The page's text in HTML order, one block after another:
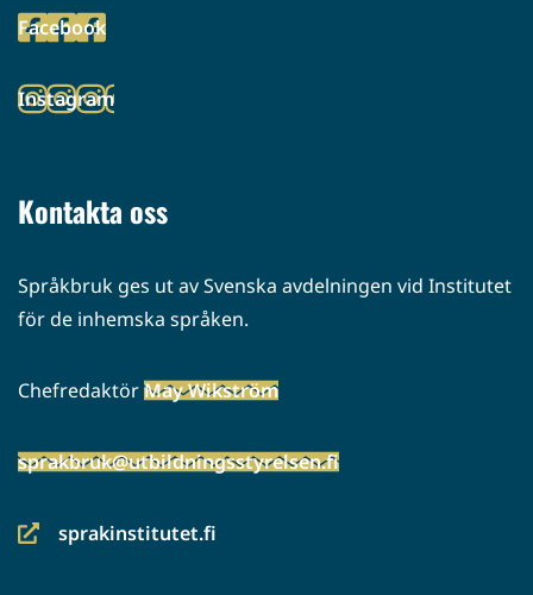
palveluun)
Facebook
(siirryt
palveluun)
Instagram
(siirryt
Kontakta oss
Språkbruk ges ut av Svenska avdelningen vid Institutet
för de inhemska språken.
ChefredaktörMay Wikström
sprakbruk@utbildningsstyrelsen.fi
sprakinstitutet.fi
(siirryt